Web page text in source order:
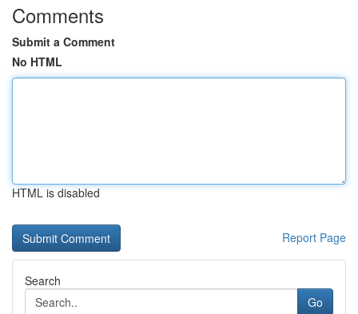
Comments
Submit a Comment
No HTML
HTML is disabled
Report Page
Search
Go